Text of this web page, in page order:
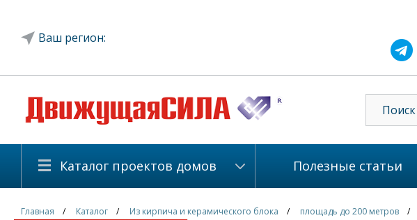
Ваш регион:
Каталог проектов домов Полезные статьи
Главная Каталог Из кирпича и керамического блока площадь до 200 метров